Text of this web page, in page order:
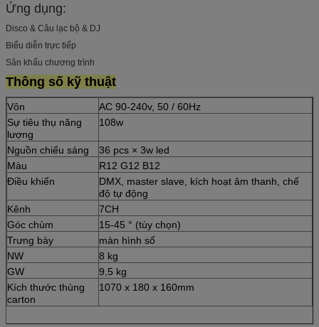
Ứng dụng:
Disco & Câu lạc bộ & DJ
Biểu diễn trực tiếp
Sân khấu chương trình
Thông số kỹ thuật
Vôn
AC 90-240v, 50 / 60Hz
Sự tiêu thụ năng
lượng
108w
Nguồn chiếu sáng
36 pcs × 3w led
Màu
R12 G12 B12
Điều khiển
DMX, master slave, kích hoạt âm thanh, chế
độ tự động
Kênh
7CH
Góc chùm
15-45 ° (tùy chọn)
Trưng bày
màn hình số
NW
8 kg
GW
9,5 kg
Kích thước thùng
carton
1070 x 180 x 160mm